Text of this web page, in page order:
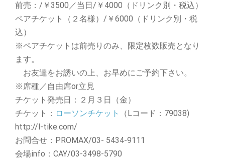
前売：/￥3500／当日/￥4000（ドリンク別・税込）
ペアチケット（２名様）/￥6000（ドリンク別・税
込）
※ペアチケットは前売りのみ、限定枚数販売となり
ます。
お友達をお誘いの上、お早めにご予約下さい。
※席種／自由席or立見
チケット発売日：２月３日（金）
チケット： ローソンチケット
（Lコード：79038)
http://l-tike.com/
お問合せ：PROMAX/03- 5434-9111
会場info：CAY/03-3498-5790